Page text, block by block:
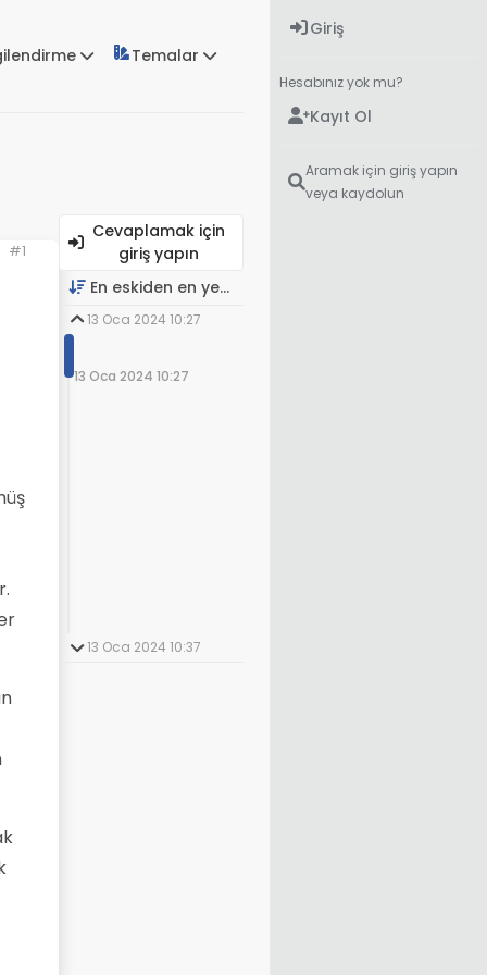
Temalar
#1
Cevaplamak için
giriş yapın
En eskiden en yeniye
13 Oca 2024 10:27
13 Oca 2024 10:27
13 Oca 2024 10:37
Giriş
Hesabınız yok mu?
Kayıt Ol
Aramak için giriş yapın
veya kaydolun